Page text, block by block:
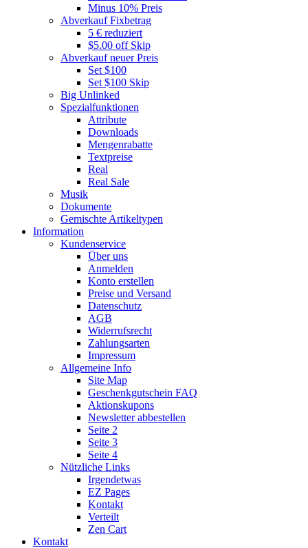
Minus 10% Preis
Abverkauf Fixbetrag
5 € reduziert
$5.00 off Skip
Abverkauf neuer Preis
Set $100
Set $100 Skip
Big Unlinked
Spezialfunktionen
Attribute
Downloads
Mengenrabatte
Textpreise
Real
Real Sale
Musik
Dokumente
Gemischte Artikeltypen
Information
Kundenservice
Über uns
Anmelden
Konto erstellen
Preise und Versand
Datenschutz
AGB
Widerrufsrecht
Zahlungsarten
Impressum
Allgemeine Info
Site Map
Geschenkgutschein FAQ
Aktionskupons
Newsletter abbestellen
Seite 2
Seite 3
Seite 4
Nützliche Links
Irgendetwas
EZ Pages
Kontakt
Verteilt
Zen Cart
Kontakt